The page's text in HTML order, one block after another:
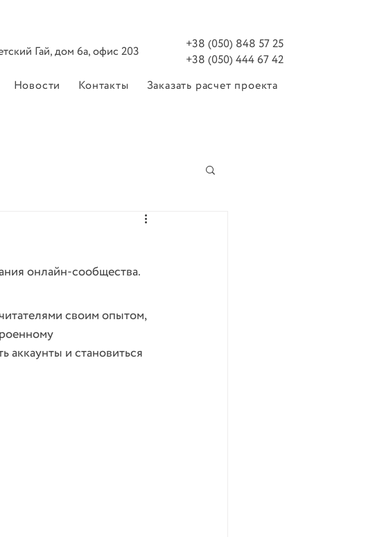
Гай, дом 6а, офис 203
+38 (050) 848 57 25
+38 (050) 444 67 42
Новости Контакты Заказать расчет проекта
онлайн-сообщества.
своим опытом,
аккаунты и становиться